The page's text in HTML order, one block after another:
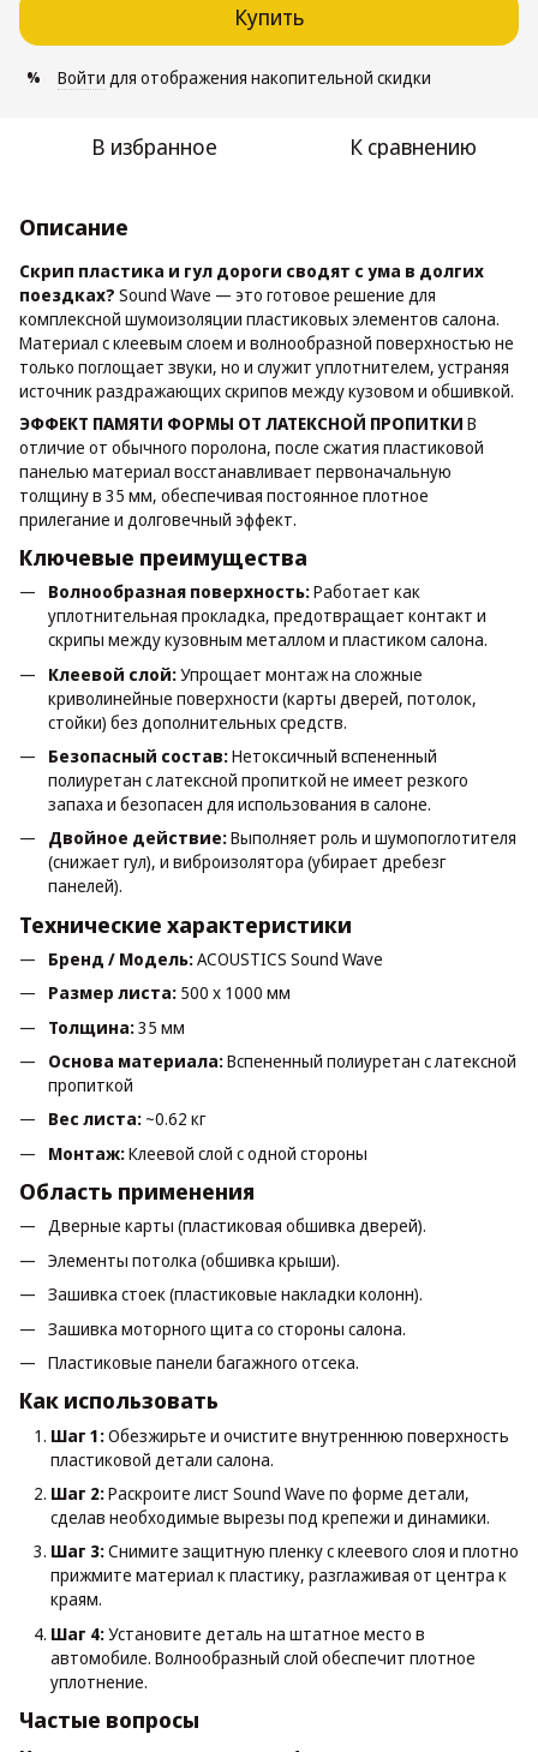
Купить
% Войти для отображения накопительной скидки
В избранное К сравнению
Описание
Скрип пластика и гул дороги сводят с ума в долгих
поездках? Sound Wave — это готовое решение для
комплексной шумоизоляции пластиковых элементов салона.
Материал с клеевым слоем и волнообразной поверхностью не
только поглощает звуки, но и служит уплотнителем, устраняя
источник раздражающих скрипов между кузовом и обшивкой.
ЭФФЕКТ ПАМЯТИ ФОРМЫ ОТ ЛАТЕКСНОЙ ПРОПИТКИ В
отличие от обычного поролона, после сжатия пластиковой
панелью материал восстанавливает первоначальную
толщину в 35 мм, обеспечивая постоянное плотное
прилегание и долговечный эффект.
Ключевые преимущества
Волнообразная поверхность:Работает как
уплотнительная прокладка, предотвращает контакт и
скрипы между кузовным металлом и пластиком салона.
Клеевой слой:Упрощает монтаж на сложные
криволинейные поверхности (карты дверей, потолок,
стойки) без дополнительных средств.
Безопасный состав:Нетоксичный вспененный
полиуретан с латексной пропиткой не имеет резкого
запаха и безопасен для использования в салоне.
Двойное действие:Выполняет роль и шумопоглотителя
(снижает гул), и виброизолятора (убирает дребезг
панелей).
Технические характеристики
Бренд / Модель:ACOUSTICS Sound Wave
Размер листа: 500 x 1000 мм
Толщина:35 мм
Основа материала:Вспененный полиуретан с латексной
пропиткой
Вес листа: ~0.62 кг
Монтаж:Клеевой слой с одной стороны
Область применения
Дверные карты (пластиковая обшивка дверей).
Элементы потолка (обшивка крыши).
Зашивка стоек (пластиковые накладки колонн).
Зашивка моторного щита со стороны салона.
Пластиковые панели багажного отсека.
Как использовать
Шаг 1:Обезжирьте и очистите внутреннюю поверхность
пластиковой детали салона.
Шаг 2:Раскроите лист Sound Wave по форме детали,
сделав необходимые вырезы под крепежи и динамики.
Шаг 3:Снимите защитную пленку с клеевого слоя и плотно
прижмите материал к пластику, разглаживая от центра к
краям.
Шаг 4:Установите деталь на штатное место в
автомобиле. Волнообразный слой обеспечит плотное
уплотнение.
Частые вопросы